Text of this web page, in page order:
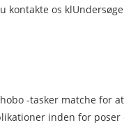
kontakte os kl
-tasker matche for
inden for poser